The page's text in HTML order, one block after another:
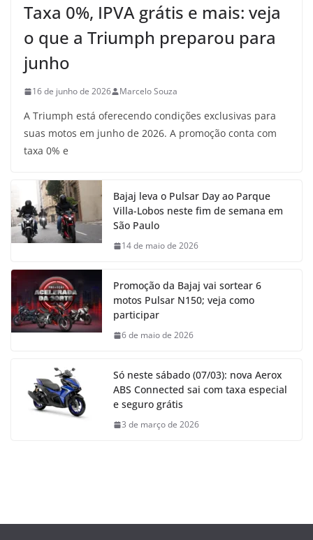
Taxa 0%, IPVA grátis e mais: veja
o que a Triumph preparou para
junho
16 de junho de 2026 Marcelo Souza
A Triumph está oferecendo condições exclusivas para
suas motos em junho de 2026. A promoção conta com
taxa 0% e
Bajaj leva o Pulsar Day ao Parque
Villa-Lobos neste fim de semana em
São Paulo
14 de maio de 2026
Promoção da Bajaj vai sortear 6
motos Pulsar N150; veja como
participar
6 de maio de 2026
Só neste sábado (07/03): nova Aerox
ABS Connected sai com taxa especial
e seguro grátis
3 de março de 2026